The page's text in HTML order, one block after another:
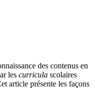
des contenus en
les curricula scolaires
article présente les façons